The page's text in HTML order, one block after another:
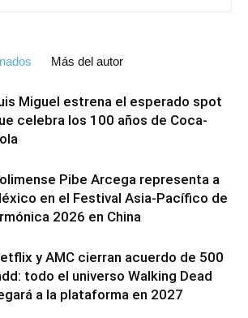
Más del autor
Miguel estrena el esperado spot
celebra los 100 años de Coca-
Pibe Arcega representa a
en el Festival Asia-Pacífico de
2026 en China
y AMC cierran acuerdo de 500
todo el universo Walking Dead
a la plataforma en 2027